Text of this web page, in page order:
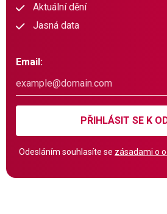
Aktuální dění
Jasná data
Email:
PŘIHLÁSIT SE K
Odesláním souhlasíte se zásadami o